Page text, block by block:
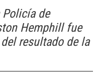
Policía de
Hemphill fue
resultado de la